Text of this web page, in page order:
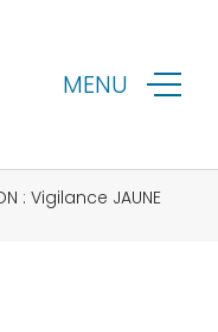
MENU
: Vigilance JAUNE